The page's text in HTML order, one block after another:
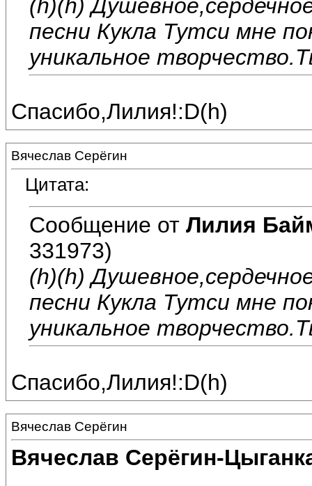
(h)(h)
песни Кукла Тутси мне
уникальное
Спасибо,Лилия!:D(h)
Вячеслав Серёгин
Цитата:
Сообщение от Лилия
331973)
(h)(h)
песни Кукла Тутси мне
уникальное
Спасибо,Лилия!:D(h)
Вячеслав Серёгин
Вячеслав Серёгин-